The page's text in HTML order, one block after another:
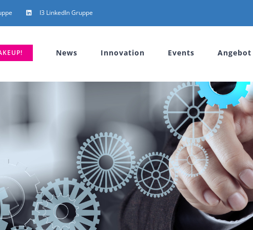
I3 LinkedIn Gruppe
News Innovation Events Angebot